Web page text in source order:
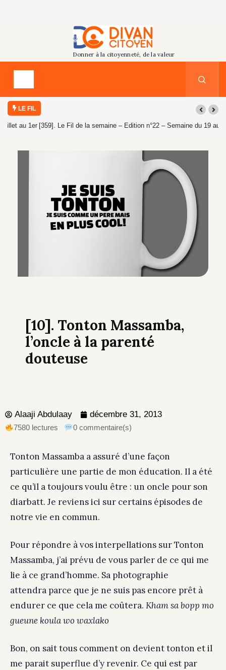
LE FIL
[359]. Le Fil de la semaine – Edition n°22 – Semaine du 19 au 25 juillet
[10]. Tonton Massamba,
l’oncle à la parenté
douteuse
Alaaji Abdulaay décembre 31, 2013
7580 lectures 0 commentaire(s)
Tonton Massamba a assuré d’une façon
particulière une partie de mon éducation. Il a été
ce qu’il a toujours voulu être : un oncle pour son
diarbatt. Je reviens ici sur certains épisodes de
notre vie en commun.
Pour répondre à vos interpellations sur Tonton
Massamba, j’ai prévu de vous parler de ce qui me
lie à ce grand’homme. Sa photographie
attendra parce que je ne suis pas encore prêt à
endurer ce que cela me coûtera. Kham sa bopp mo
gueune koula wo waxlako
Bon, on sait tous comment on devient tonton et il
me parait superflue d’y revenir. Ce qui est par